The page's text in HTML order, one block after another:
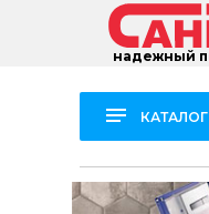
надежный
КАТАЛОГ